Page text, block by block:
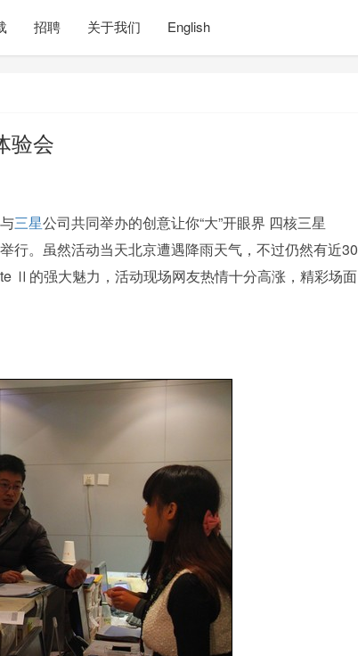
招聘 关于我们 English
验会
三星公司共同举办的创意让你“大”开眼界 四核三星
行。虽然活动当天北京遭遇降雨天气，不过仍然有近30
Ⅱ的强大魅力，活动现场网友热情十分高涨，精彩场面